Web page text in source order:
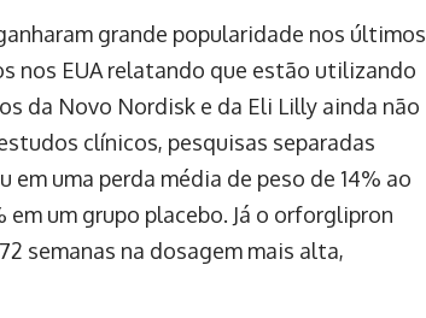
grande popularidade nos últimos
nos EUA relatando que estão utilizando
da Novo Nordisk e da Eli Lilly ainda não
clínicos, pesquisas separadas
uma perda média de peso de 14% ao
um grupo placebo. Já o orforglipron
semanas na dosagem mais alta,